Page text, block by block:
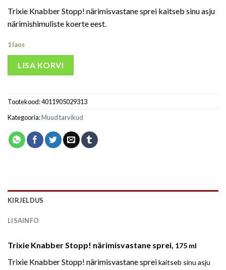
Trixie Knabber Stopp! närimisvastane sprei kaitseb sinu asju
närimishimuliste koerte eest.
1 laos
LISA KORVI
Tootekood:4011905029313
Kategooria:Muud tarvikud
KIRJELDUS
LISAINFO
Trixie Knabber Stopp! närimisvastane sprei, 175 ml
Trixie Knabber Stopp! närimisvastane spreikaitseb sinu asju